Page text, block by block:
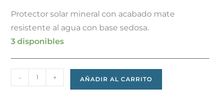
Protector solar mineral con acabado mate
resistente al agua con base sedosa.
3 disponibles
- + AÑADIR AL CARRITO